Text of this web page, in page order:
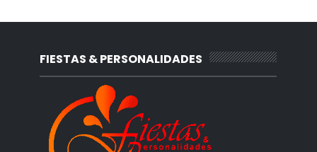
FIESTAS & PERSONALIDADES